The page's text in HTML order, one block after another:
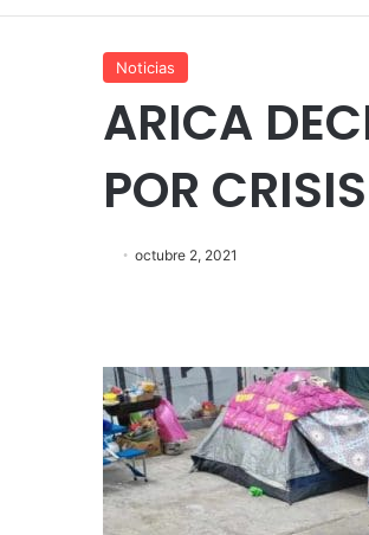
Noticias
ARICA
POR
octubre 2, 2021